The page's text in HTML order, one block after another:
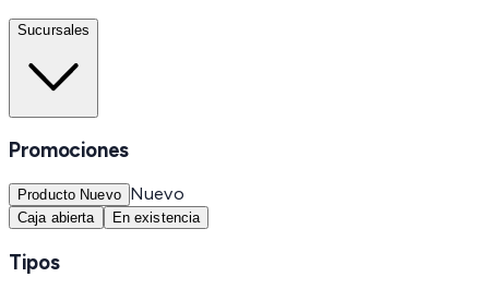
Sucursales
Promociones
Producto Nuevo Nuevo
Caja abierta En existencia
Tipos